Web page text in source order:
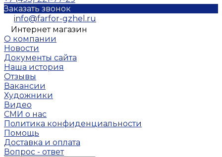
Заказать звонок
info@farfor-gzhel.ru
Интернет магазин
О компании
Новости
Документы сайта
Наша история
Отзывы
Вакансии
Художники
Видео
СМИ о нас
Политика конфиденциальности
Помощь
Доставка и оплата
Вопрос - ответ